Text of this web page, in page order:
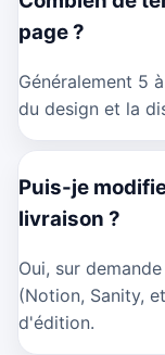
page ?
Généralement 5
du design et la
Puis-je
livraison ?
Oui, sur
(Notion, Sanity,
d'édition.